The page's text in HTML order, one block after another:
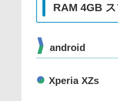
RAM 4GB
android
Xperia XZs